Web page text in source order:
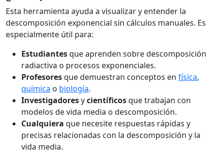
Esta herramienta ayuda a visualizar y entender la
descomposición exponencial sin cálculos manuales. Es
especialmente útil para:
Estudiantesque aprenden sobre descomposición
radiactiva o procesos exponenciales.
Profesoresque demuestran conceptos en física,
química o biología.
Investigadoresycientíficosque trabajan con
modelos de vida media o descomposición.
Cualquiera que necesite respuestas rápidas y
precisas relacionadas con la descomposición y la
vida media.